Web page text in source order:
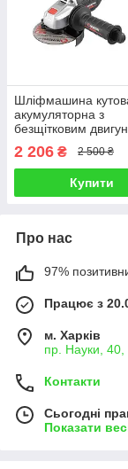
Шліфмашина
акумуляторна з
безщітковим
мм INTERTOOL
2 206 ₴ 2 500 ₴
Купити
Про нас
97%
Працює з
м. Харків
пр. Науки, 40,
Контакти
Сьогодні
Показати